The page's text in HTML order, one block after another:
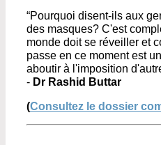
“Pourquoi disent-ils aux
des masques? C'est
monde doit se réveiller et
passe en ce moment est
aboutir à l'imposition
- Dr Rashid Buttar
(Consultez le dossier